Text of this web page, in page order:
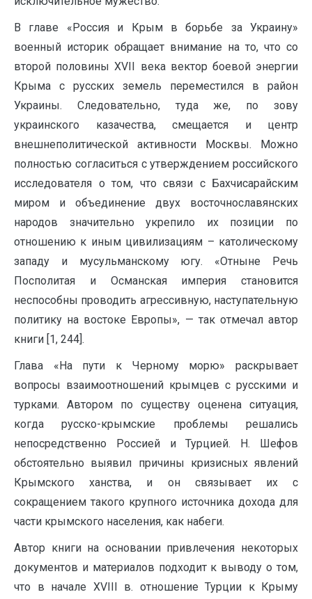
В главе «Россия и Крым в борьбе за Украину»
военный историк обращает внимание на то, что со
второй половины XVII века вектор боевой энергии
Крыма с русских земель переместился в район
Украины. Следовательно, туда же, по зову
украинского казачества, смещается и центр
внешнеполитической активности Москвы. Можно
полностью согласиться с утверждением российского
исследователя о том, что связи с Бахчисарайским
миром и объединение двух восточнославянских
народов значительно укрепило их позиции по
отношению к иным цивилизациям – католическому
западу и мусульманскому югу. «Отныне Речь
Посполитая и Османская империя становится
неспособны проводить агрессивную, наступательную
политику на востоке Европы», — так отмечал автор
книги [1, 244].
Глава «На пути к Черному морю» раскрывает
вопросы взаимоотношений крымцев с русскими и
турками. Автором по существу оценена ситуация,
когда русско-крымские проблемы решались
непосредственно Россией и Турцией. Н. Шефов
обстоятельно выявил причины кризисных явлений
Крымского ханства, и он связывает их с
сокращением такого крупного источника дохода для
части крымского населения, как набеги.
Автор книги на основании привлечения некоторых
документов и материалов подходит к выводу о том,
что в начале XVIII в. отношение Турции к Крыму